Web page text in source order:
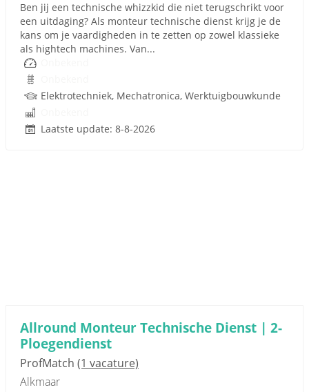
Ben jij een technische whizzkid die niet terugschrikt voor
een uitdaging? Als monteur technische dienst krijg je de
kans om je vaardigheden in te zetten op zowel klassieke
als hightech machines. Van...
Elektrotechniek, Mechatronica, Werktuigbouwkunde
Laatste update: 8-8-2026
Allround Monteur Technische Dienst | 2-
Ploegendienst
ProfMatch (1 vacature)
Alkmaar